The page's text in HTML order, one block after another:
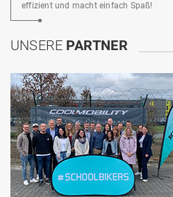
effizient und macht einfach Spaß!
UNSERE PARTNER